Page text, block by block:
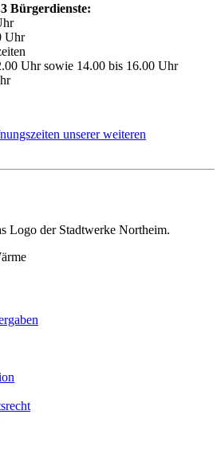
Bürgerdienste:
Uhr
Uhr sowie 14.00 bis 16.00 Uhr
unserer weiteren